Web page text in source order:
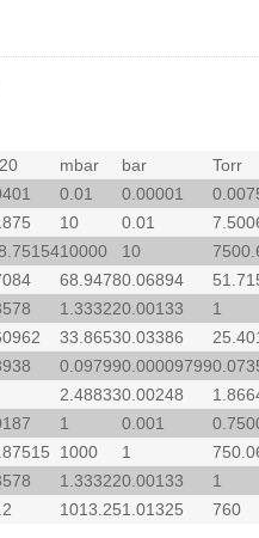
mbar bar Torr
0.01 0.00001
10 0.01
10000 10
68.94780.06894
1.333220.00133 1
33.86530.03386
0.097990.00009799
2.488330.00248
1 0.001
1000 1
1.333220.00133 1
1013.251.01325 760